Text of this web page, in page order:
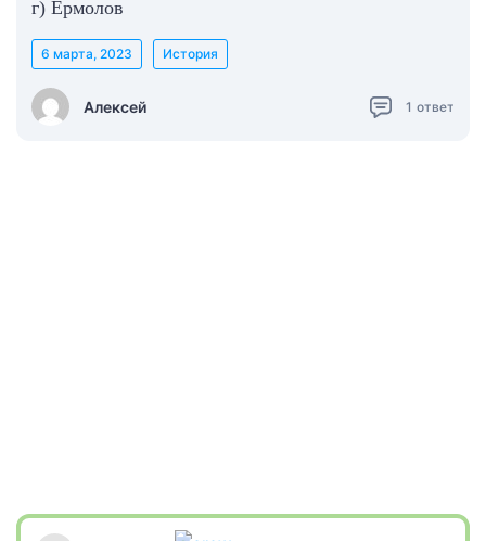
г) Ермолов
Алексей
6 марта, 2023 История
1 ответ